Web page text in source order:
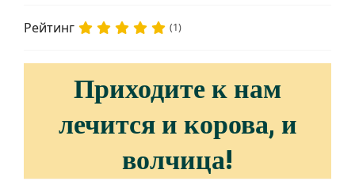
Рейтинг (1)
Приходите к нам
лечится и корова, и
волчица!